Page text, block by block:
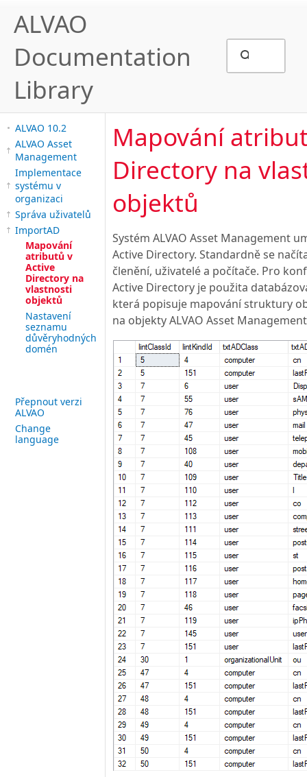
ALVAO
Documentation
Library
ALVAO 10.2
ALVAO Asset
Management
Implementace
systému v
organizaci
Správa uživatelů
ImportAD
Mapování
atributů v
Active
Directory na
vlastnosti
objektů
Nastavení
seznamu
důvěryhodných
domén
Přepnout verzi
ALVAO
Change
language
Mapování
Directory na
objektů
Systém ALVAO Asset Management
Active Directory. Standardně se
členění, uživatelé a počítače. Pro
Active Directory je použita
která popisuje mapování struktury
na objekty ALVAO Asset